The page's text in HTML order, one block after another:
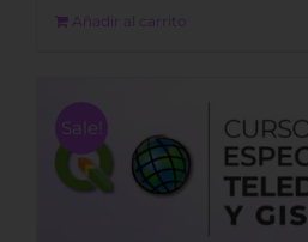
1.100,00 €.
Añadir al carrito
Sale!